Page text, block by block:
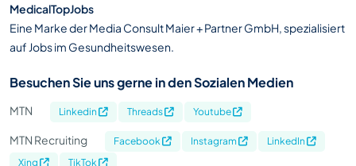
MedicalTopJobs
Eine Marke der Media Consult Maier + Partner GmbH, spezialisiert
auf Jobs im Gesundheitswesen.
Besuchen Sie uns gerne in den Sozialen Medien
MTN Linkedin Threads Youtube
MTN Recruiting Facebook Instagram
LinkedIn
Xing
TikTok